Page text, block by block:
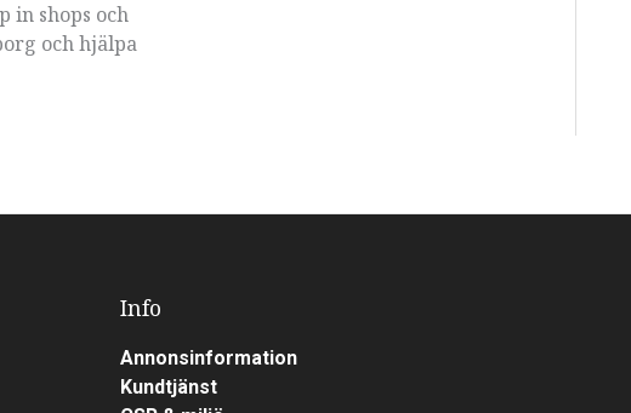
in shops och
och hjälpa
Info
Annonsinformation
Kundtjänst